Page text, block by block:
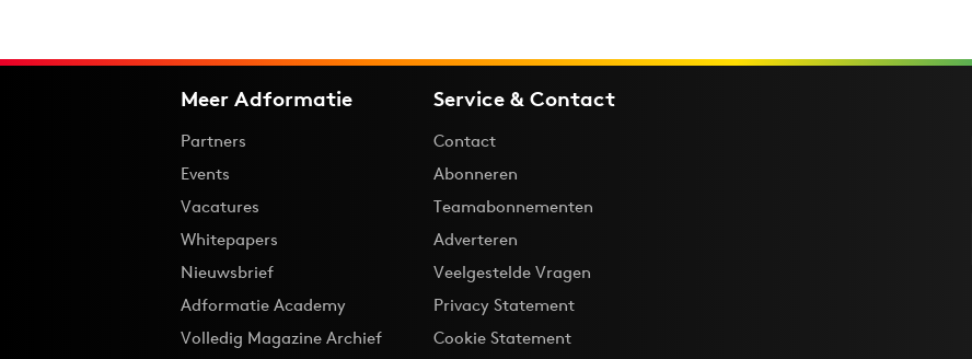
Meer Adformatie
Partners
Events
Vacatures
Whitepapers
Nieuwsbrief
Adformatie Academy
Volledig Magazine Archief
Service & Contact
Contact
Abonneren
Teamabonnementen
Adverteren
Veelgestelde Vragen
Privacy Statement
Cookie Statement